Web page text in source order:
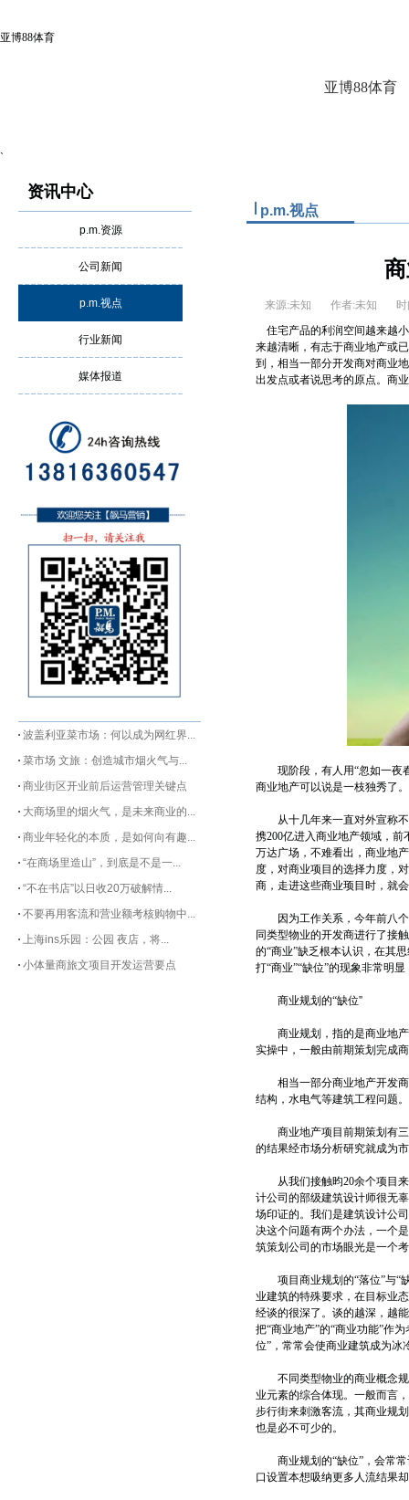
亚博88体育
亚博88体育
`
资讯中心
p.m.资源
公司新闻
p.m.视点
行业新闻
媒体报道
波盖利亚菜市场：何以成为网红界...
菜市场 文旅：创造城市烟火气与...
商业街区开业前后运营管理关键点
大商场里的烟火气，是未来商业的...
商业年轻化的本质，是如何向有趣...
“在商场里造山”，到底是不是一...
“不在书店”以日收20万破解情...
不要再用客流和营业额考核购物中...
上海ins乐园：公园 夜店，将...
小体量商旅文项目开发运营要点
p.m.视点
来源:未知 作者:未知
住宅产品的利润空间越来越
来越清晰，有志于商业地产或
到，相当一部分开发商对商业
出发点或者说思考的原点。商
现阶段，有人用“忽如一夜春
商业地产可以说是一枝独秀了。
从十几年来一直对外宣称不
携200亿进入商业地产领域，
万达广场，不难看出，商业地
度，对商业项目的选择力度，
商，走进这些商业顼目时，就
因为工作关系，今年前八个
同类型物业的开发商进行了接
的“商业”缺乏根本认识，在其
打“商业”“缺位”的现象非常明
商业规划的“缺位''
商业规划，指的是商业地产
实操中，一般由前期策划完成
相当一部分商业地产开发商
结构，水电气等建筑工程问题
商业地产项目前期策划有三
的结果经市场分析研究就成为
从我们接触昀20余个项目来
计公司的部级建筑设计师很无
场印证的。我们是建筑设计公
决这个问题有两个办法，一个
筑策划公司的市场眼光是一个
项目商业规划的“落位”与“缺
业建筑的特殊要求，在目标业
经谈的很深了。谈的越深，越
把“商业地产”的“商业功能”作
位”，常常会使商业建筑成为
不同类型物业的商业概念规
业元素的综合体现。一般而言
步行街来刺激客流，其商业规
也是必不可少的。
商业规划的“缺位”，会常常
口设置本想吸纳更多人流结果